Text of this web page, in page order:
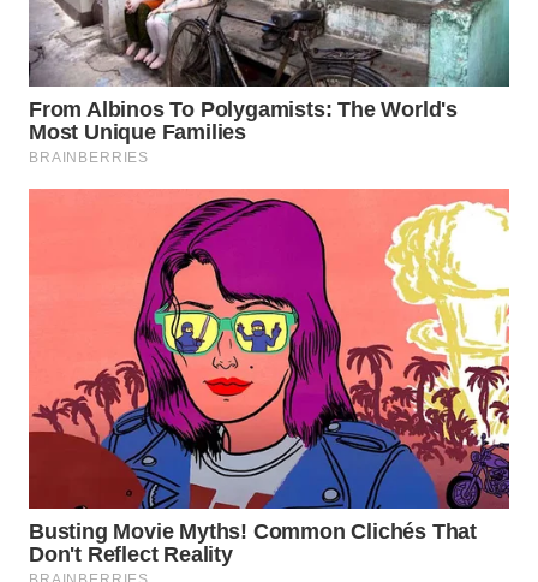
WN
DANAU
TOBA
WN
NIAS
WN
TANJUNG
WN
KARO